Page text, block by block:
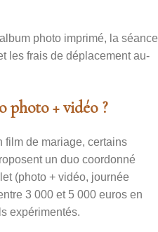
photo imprimé, la séance
les frais de déplacement au-
photo + vidéo ?
film de mariage, certains
un duo coordonné
(photo + vidéo, journée
3 000 et 5 000 euros en
expérimentés.